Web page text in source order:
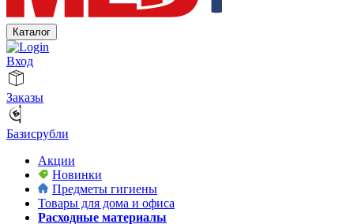
Каталог
Вход
Заказы
Базисрубли
Акции
Новинки
Предметы гигиены
Товары для дома и офиса
Расходные материалы